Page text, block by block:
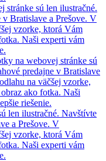
stránke sú len ilustračné.
v Bratislave a Prešove. V
vzorke, ktorá Vám
Naši experti vám
na webovej stránke sú
predajne v Bratislave
na väčšej vzorke,
ako fotka. Naši
riešenie.
len ilustračné. Navštívte
a Prešove. V
vzorke, ktorá Vám
Naši experti vám